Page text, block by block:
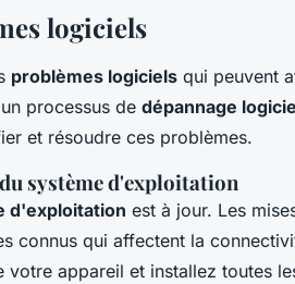
logiciels
problèmes logiciels qui peuvent
processus de dépannage
et résoudre ces problèmes.
système d'exploitation
d'exploitation est à jour. Les
connus qui affectent la
appareil et installez toutes